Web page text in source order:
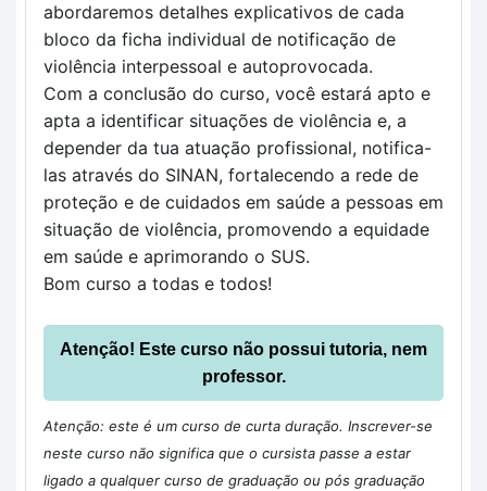
abordaremos detalhes explicativos de cada
bloco da ficha individual de notificação de
violência interpessoal e autoprovocada.
Com a conclusão do curso, você estará apto e
apta a identificar situações de violência e, a
depender da tua atuação profissional, notifica-
las através do SINAN, fortalecendo a rede de
proteção e de cuidados em saúde a pessoas em
situação de violência, promovendo a equidade
em saúde e aprimorando o SUS.
Bom curso a todas e todos!
Atenção! Este curso não possui tutoria, nem
professor.
Atenção: este é um curso de curta duração. Inscrever-se
neste curso não significa que o cursista passe a estar
ligado a qualquer curso de graduação ou pós graduação